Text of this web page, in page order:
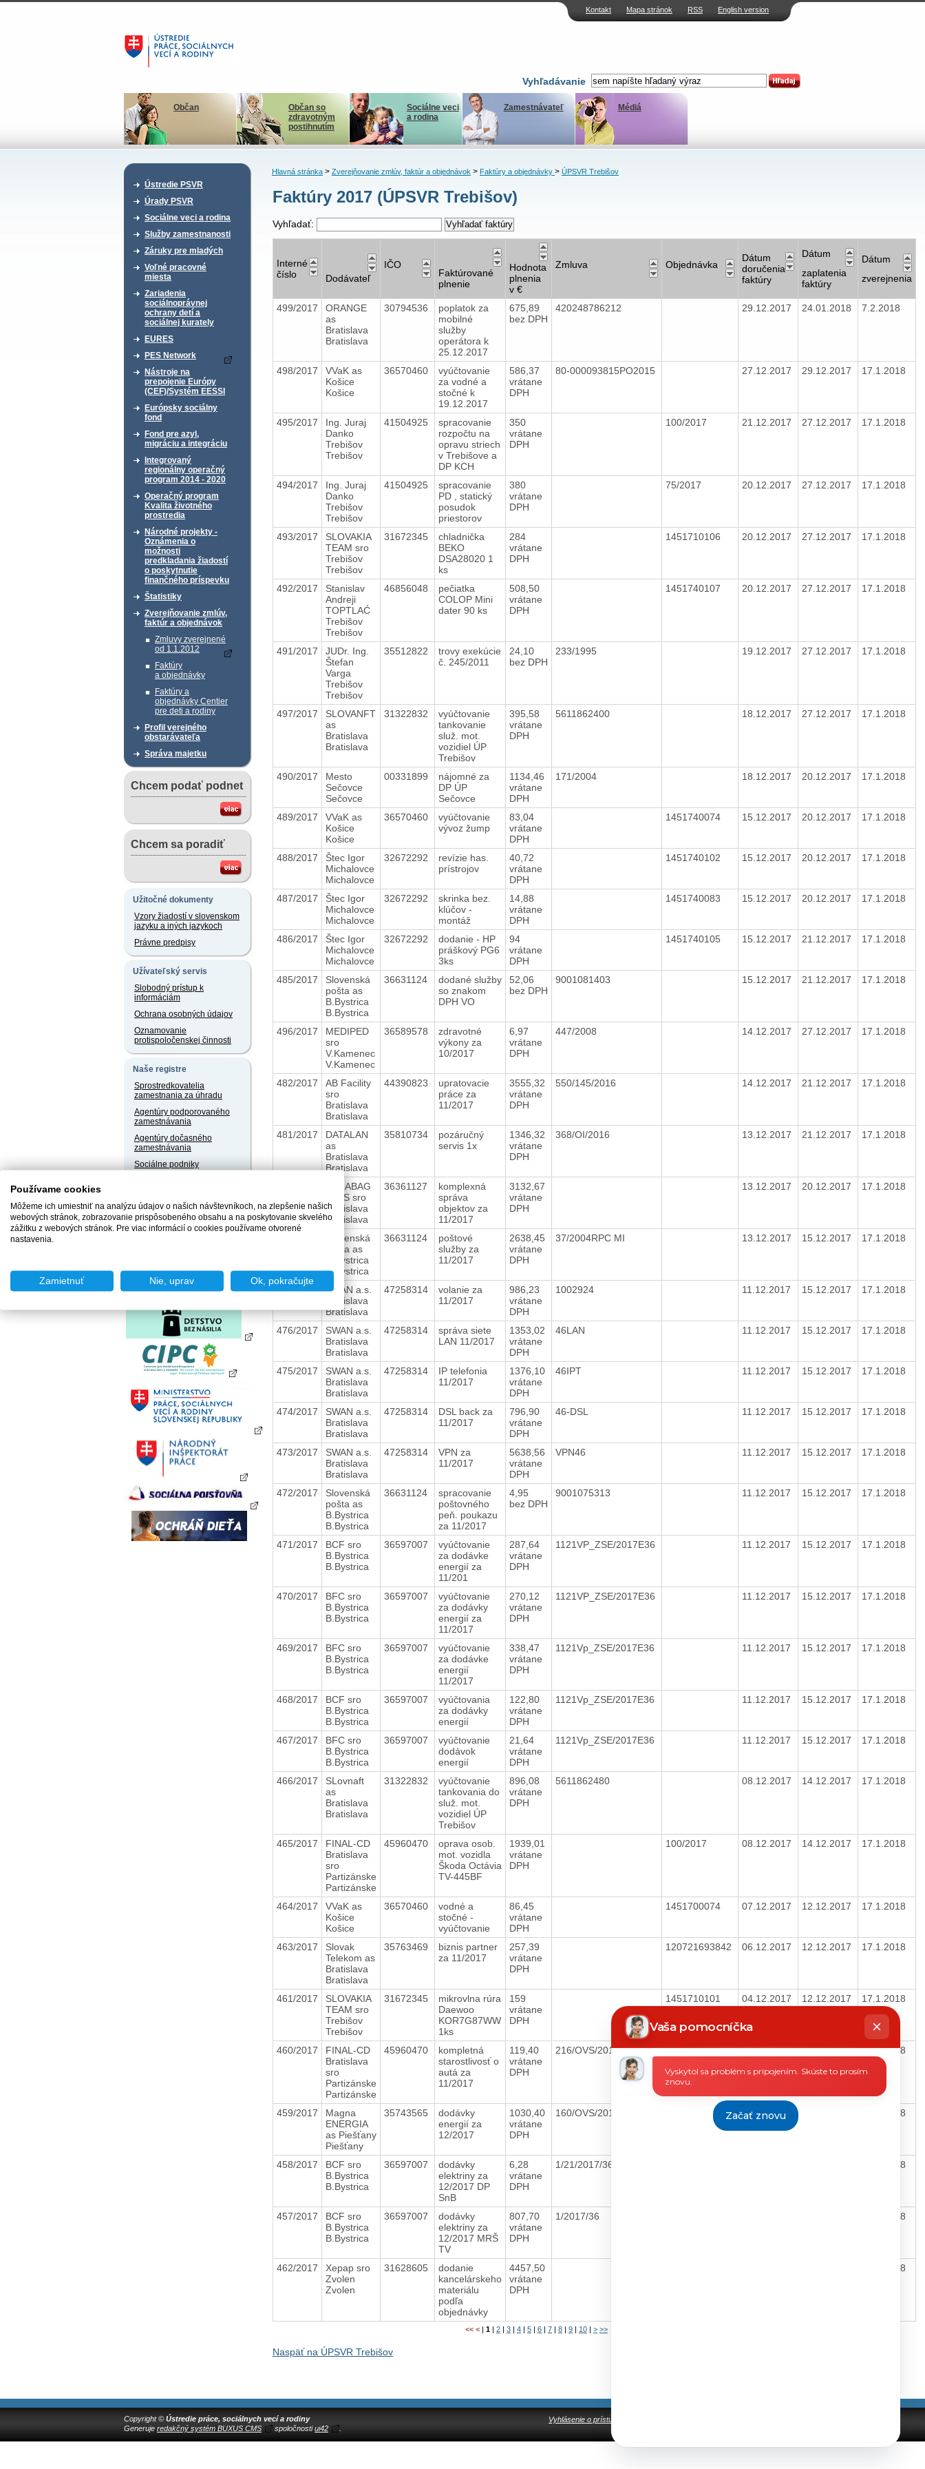
Kontakt Mapa stránok RSS English version
Vyhľadávanie
Občan
Občan so
zdravotným
postihnutím
Sociálne veci
a rodina
Zamestnávateľ Médiá
Ústredie PSVR
Úrady PSVR
Sociálne veci a rodina
Služby zamestnanosti
Záruky pre mladých
Voľné pracovné
miesta
Zariadenia
sociálnoprávnej
ochrany detí a
sociálnej kurately
EURES
PES Network
Nástroje na
prepojenie Európy
(CEF)/Systém EESSI
Európsky sociálny
fond
Fond pre azyl,
migráciu a integráciu
Integrovaný
regionálny operačný
program 2014 - 2020
Operačný program
Kvalita životného
prostredia
Národné projekty -
Oznámenia o
možnosti
predkladania žiadostí
o poskytnutie
finančného príspevku
Štatistiky
Zverejňovanie zmlúv,
faktúr a objednávok
Zmluvy zverejnené
od 1.1.2012
Faktúry
a objednávky
Faktúry a
objednávky Centier
pre deti a rodiny
Profil verejného
obstarávateľa
Správa majetku
Chcem podať podnet
Chcem sa poradiť
Užitočné dokumenty
Vzory žiadostí v slovenskom
jazyku a iných jazykoch
Právne predpisy
Užívateľský servis
Slobodný prístup k
informáciám
Ochrana osobných údajov
Oznamovanie
protispoločenskej činnosti
Naše registre
Sprostredkovatelia
zamestnania za úhradu
Agentúry podporovaného
zamestnávania
Agentúry dočasného
zamestnávania
Sociálne podniky
Hlavná stránka> Zverejňovanie zmlúv, faktúr a objednávok> Faktúry a objednávky > ÚPSVR Trebišov
Faktúry 2017 (ÚPSVR Trebišov)
Vyhľadať:
Interné
číslo
Dodávateľ
IČO
Faktúrované
plnenie
Hodnota
plnenia
v €
Zmluva Objednávka
Dátum
doručenia
faktúry
Dátum
zaplatenia
faktúry
Dátum
zverejnenia
499/2017
ORANGE
as
Bratislava
Bratislava
30794536
poplatok za
mobilné
služby
operátora k
25.12.2017
675,89
bez DPH
420248786212 29.12.2017 24.01.2018 7.2.2018
498/2017
VVaK as
Košice
Košice
36570460
vyúčtovanie
za vodné a
stočné k
19.12.2017
586,37
vrátane
DPH
80-000093815PO2015 27.12.2017 29.12.2017 17.1.2018
495/2017
Ing. Juraj
Danko
Trebišov
Trebišov
41504925
spracovanie
rozpočtu na
opravu striech
v Trebišove a
DP KCH
350
vrátane
DPH
100/2017 21.12.2017 27.12.2017 17.1.2018
494/2017
Ing. Juraj
Danko
Trebišov
Trebišov
41504925
spracovanie
PD , statický
posudok
priestorov
380
vrátane
DPH
75/2017 20.12.2017 27.12.2017 17.1.2018
493/2017
SLOVAKIA
TEAM sro
Trebišov
Trebišov
31672345
chladnička
BEKO
DSA28020 1
ks
284
vrátane
DPH
1451710106 20.12.2017 27.12.2017 17.1.2018
492/2017
Stanislav
Andreji
TOPTLAĆ
Trebišov
Trebišov
46856048
pečiatka
COLOP Mini
dater 90 ks
508,50
vrátane
DPH
1451740107 20.12.2017 27.12.2017 17.1.2018
491/2017
JUDr. Ing.
Štefan
Varga
Trebišov
Trebišov
35512822
trovy exekúcie
č. 245/2011
24,10
bez DPH
233/1995 19.12.2017 27.12.2017 17.1.2018
497/2017
SLOVANFT
as
Bratislava
Bratislava
31322832
vyúčtovanie
tankovanie
služ. mot.
vozidiel ÚP
Trebišov
395,58
vrátane
DPH
5611862400 18.12.2017 27.12.2017 17.1.2018
490/2017
Mesto
Sečovce
Sečovce
00331899
nájomné za
DP ÚP
Sečovce
1134,46
vrátane
DPH
171/2004 18.12.2017 20.12.2017 17.1.2018
489/2017
VVaK as
Košice
Košice
36570460
vyúčtovanie
vývoz žump
83,04
vrátane
DPH
1451740074 15.12.2017 20.12.2017 17.1.2018
488/2017
Štec Igor
Michalovce
Michalovce
32672292
revízie has.
prístrojov
40,72
vrátane
DPH
1451740102 15.12.2017 20.12.2017 17.1.2018
487/2017
Štec Igor
Michalovce
Michalovce
32672292
skrinka bez.
klúčov -
montáž
14,88
vrátane
DPH
1451740083 15.12.2017 20.12.2017 17.1.2018
486/2017
Štec Igor
Michalovce
Michalovce
32672292
dodanie - HP
práškový PG6
3ks
94
vrátane
DPH
1451740105 15.12.2017 21.12.2017 17.1.2018
485/2017
Slovenská
pošta as
B.Bystrica
B.Bystrica
36631124
dodané služby
so znakom
DPH VO
52,06
bez DPH
9001081403 15.12.2017 21.12.2017 17.1.2018
496/2017
MEDIPED
sro
V.Kamenec
V.Kamenec
36589578
zdravotné
výkony za
10/2017
6,97
vrátane
DPH
447/2008 14.12.2017 27.12.2017 17.1.2018
482/2017
AB Facility
sro
Bratislava
Bratislava
44390823
upratovacie
práce za
11/2017
3555,32
vrátane
DPH
550/145/2016 14.12.2017 21.12.2017 17.1.2018
481/2017
DATALAN
as
Bratislava
Bratislava
35810734
pozáručný
servis 1x
1346,32
vrátane
DPH
368/OI/2016 13.12.2017 21.12.2017 17.1.2018
STRABAG
PaFS sro
Bratislava
Bratislava
36361127
komplexná
správa
objektov za
11/2017
3132,67
vrátane
DPH
13.12.2017 20.12.2017 17.1.2018
Slovenská
pošta as
B.Bystrica
B.Bystrica
36631124
poštové
služby za
11/2017
2638,45
vrátane
DPH
37/2004RPC MI 13.12.2017 15.12.2017 17.1.2018
477/2017
SWAN a.s.
Bratislava
Bratislava
47258314
volanie za
11/2017
986,23
vrátane
DPH
1002924 11.12.2017 15.12.2017 17.1.2018
476/2017
SWAN a.s.
Bratislava
Bratislava
47258314
správa siete
LAN 11/2017
1353,02
vrátane
DPH
46LAN 11.12.2017 15.12.2017 17.1.2018
475/2017
SWAN a.s.
Bratislava
Bratislava
47258314
IP telefonia
11/2017
1376,10
vrátane
DPH
46IPT 11.12.2017 15.12.2017 17.1.2018
474/2017
SWAN a.s.
Bratislava
Bratislava
47258314
DSL back za
11/2017
796,90
vrátane
DPH
46-DSL 11.12.2017 15.12.2017 17.1.2018
473/2017
SWAN a.s.
Bratislava
Bratislava
47258314
VPN za
11/2017
5638,56
vrátane
DPH
VPN46 11.12.2017 15.12.2017 17.1.2018
472/2017
Slovenská
pošta as
B.Bystrica
B.Bystrica
36631124
spracovanie
poštovného
peň. poukazu
za 11/2017
4,95
bez DPH
9001075313 11.12.2017 15.12.2017 17.1.2018
471/2017
BCF sro
B.Bystrica
B.Bystrica
36597007
vyúčtovanie
za dodávke
energií za
11/201
287,64
vrátane
DPH
1121VP_ZSE/2017E36 11.12.2017 15.12.2017 17.1.2018
470/2017
BFC sro
B.Bystrica
B.Bystrica
36597007
vyúčtovanie
za dodávky
energií za
11/2017
270,12
vrátane
DPH
1121VP_ZSE/2017E36 11.12.2017 15.12.2017 17.1.2018
469/2017
BFC sro
B.Bystrica
B.Bystrica
36597007
vyúčtovanie
za dodávke
energií
11/2017
338,47
vrátane
DPH
1121Vp_ZSE/2017E36 11.12.2017 15.12.2017 17.1.2018
468/2017
BCF sro
B.Bystrica
B.Bystrica
36597007
vyúčtovania
za dodávky
energií
122,80
vrátane
DPH
1121Vp_ZSE/2017E36 11.12.2017 15.12.2017 17.1.2018
467/2017
BFC sro
B.Bystrica
B.Bystrica
36597007
vyúčtovanie
dodávok
energií
21,64
vrátane
DPH
1121Vp_ZSE/2017E36 11.12.2017 15.12.2017 17.1.2018
466/2017
SLovnaft
as
Bratislava
Bratislava
31322832
vyúčtovanie
tankovania do
služ. mot.
vozidiel ÚP
Trebišov
896,08
vrátane
DPH
5611862480 08.12.2017 14.12.2017 17.1.2018
465/2017
FINAL-CD
Bratislava
sro
Partizánske
Partizánske
45960470
oprava osob.
mot. vozidla
Škoda Octávia
TV-445BF
1939,01
vrátane
DPH
100/2017 08.12.2017 14.12.2017 17.1.2018
464/2017
VVaK as
Košice
Košice
36570460
vodné a
stočné -
vyúčtovanie
86,45
vrátane
DPH
1451700074 07.12.2017 12.12.2017 17.1.2018
463/2017
Slovak
Telekom as
Bratislava
Bratislava
35763469
biznis partner
za 11/2017
257,39
vrátane
DPH
120721693842 06.12.2017 12.12.2017 17.1.2018
461/2017
SLOVAKIA
TEAM sro
Trebišov
Trebišov
31672345
mikrovlna rúra
Daewoo
KOR7G87WW
1ks
159
vrátane
DPH
1451710101 04.12.2017 12.12.2017 17.1.2018
460/2017
FINAL-CD
Bratislava
sro
Partizánske
Partizánske
45960470
kompletná
starostlivosť o
autá za
11/2017
119,40
vrátane
DPH
216/OVS/2016 04.12.2017 12.12.2017 17.1.2018
459/2017
Magna
ENERGIA
as Piešťany
Piešťany
35743565
dodávky
energií za
12/2017
1030,40
vrátane
DPH
160/OVS/2015 04.12.2017 17.1.2018
458/2017
BCF sro
B.Bystrica
B.Bystrica
36597007
dodávky
elektriny za
12/2017 DP
SnB
6,28
vrátane
DPH
1/21/2017/36 17.1.2018
457/2017
BCF sro
B.Bystrica
B.Bystrica
36597007
dodávky
elektriny za
12/2017 MRŠ
TV
807,70
vrátane
DPH
1/2017/36 17.1.2018
462/2017
Xepap sro
Zvolen
Zvolen
31628605
dodanie
kancelárskeho
materiálu
podľa
objednávky
4457,50
vrátane
DPH
17.1.2018
<< <| 1| 2| 3| 4| 5| 6| 7| 8| 9| 10| > >>
Naspäť na ÚPSVR Trebišov
Copyright © Ústredie práce, sociálnych vecí a rodiny Vyhlásenie o prístupnosti
Generuje redakčný systém BUXUS CMS spoločnostiui42
Vaša pomocníčka
Chatbot
píše
Vyskytol sa problém s pripojením. Skúste to prosím
znovu.
Začať znovu
Používame cookies
Môžeme ich umiestniť na analýzu údajov o našich návštevníkoch, na zlepšenie našich
webových stránok, zobrazovanie prispôsobeného obsahu a na poskytovanie skvelého
zážitku z webových stránok. Pre viac informácií o cookies používame otvorené
nastavenia.
Zamietnuť Nie, uprav Ok, pokračujte